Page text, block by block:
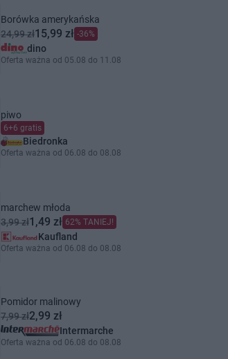
Borówka amerykańska
24,99 zł15,99 zł -36%
dino
Oferta ważna od 05.08 do 11.08
piwo
6+6 gratis
Biedronka
Oferta ważna od 06.08 do 08.08
marchew młoda
3,99 zł1,49 zł 62% TANIEJ!
Kaufland
Oferta ważna od 06.08 do 08.08
Pomidor malinowy
7,99 zł2,99 zł
Intermarche
Oferta ważna od 06.08 do 08.08